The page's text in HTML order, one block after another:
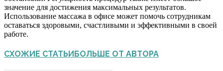
значение для достижения максимальных результатов.
Использование массажа в офисе может помочь сотрудникам
оставаться здоровыми, счастливыми и эффективными в своей
работе.
СХОЖИЕ СТАТЬИ БОЛЬШЕ ОТ АВТОРА